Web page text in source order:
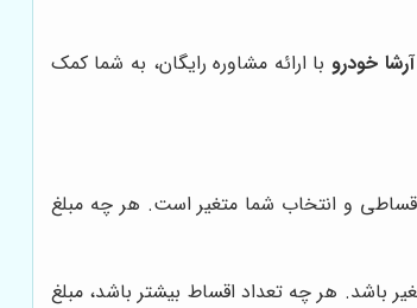
آرشا خودرو با ارائه مشاوره رایگان، به شما کمک
و انتخاب شما متغیر است. هر چه مبلغ
باشد. هر چه تعداد اقساط بیشتر باشد، مبلغ